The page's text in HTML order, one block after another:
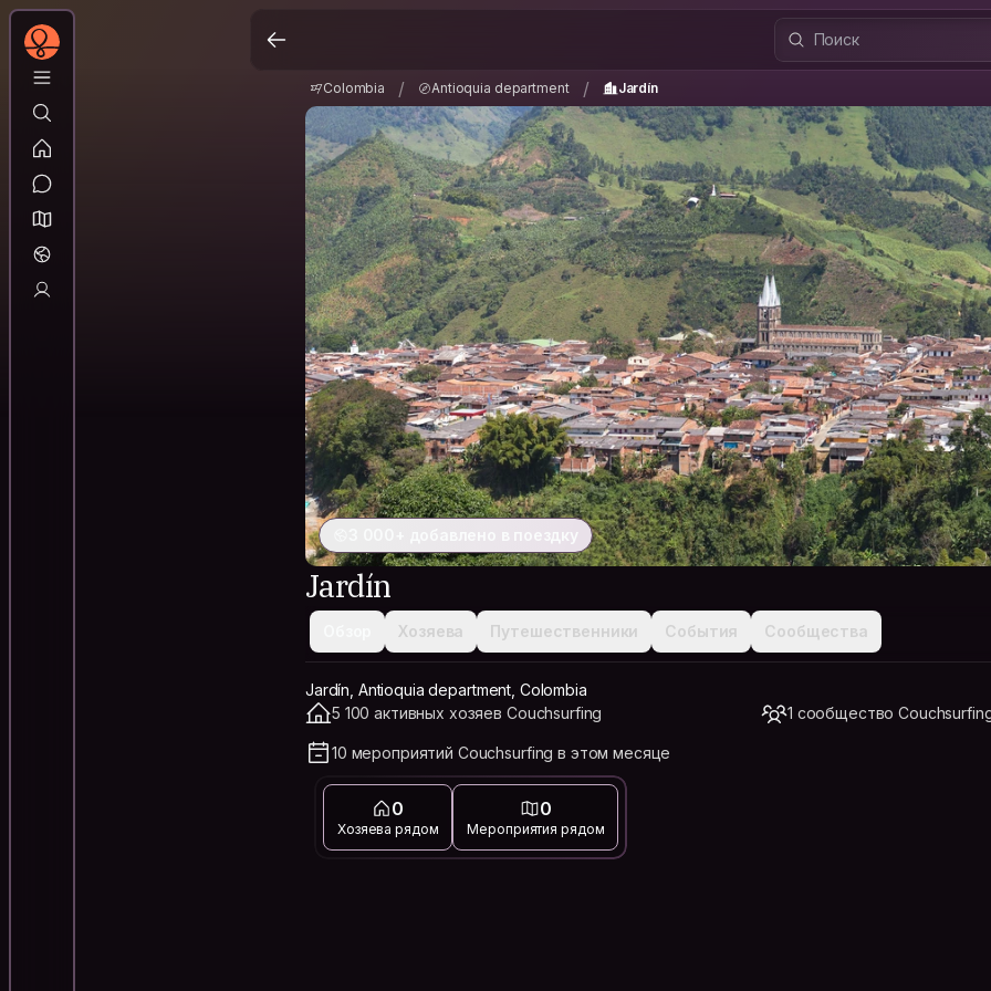
Colombia / Antioquia department / Jardín
3 000+ добавлено в поездку
Jardín
Хозяева Путешественники События Сообщества
Jardín, Antioquia department, Colombia
5 100 активных хозяев Couchsurfing
1 сообщество
10 мероприятий Couchsurfing в этом месяце
0
Хозяева рядом
0
Мероприятия рядом